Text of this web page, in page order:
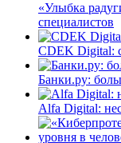
«Улыбка
специалистов
CDEK Digital:
Банки.ру:
Alfa Digital: